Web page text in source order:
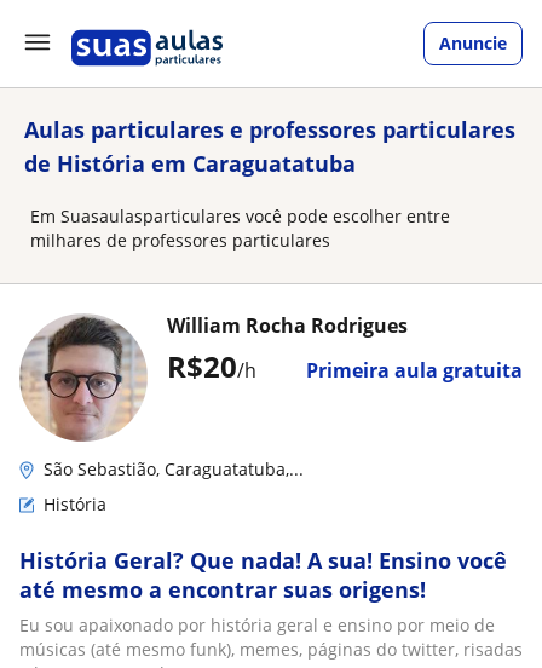
Anuncie
Aulas particulares e professores particulares
de História em Caraguatatuba
Em Suasaulasparticulares você pode escolher entre
milhares de professores particulares
R$20/h Primeira aula gratuita
William Rocha Rodrigues
São Sebastião, Caraguatatuba,...
História
História Geral? Que nada! A sua! Ensino você
até mesmo a encontrar suas origens!
Eu sou apaixonado por história geral e ensino por meio de
músicas (até mesmo funk), memes, páginas do twitter, risadas